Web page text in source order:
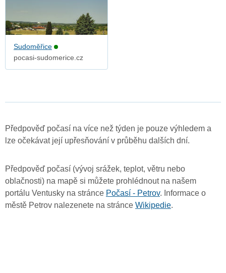
Sudoměřice
pocasi-sudomerice.cz
Předpověď počasí na více než týden je pouze výhledem a
lze očekávat její upřesňování v průběhu dalších dní.
Předpověď počasí (vývoj srážek, teplot, větru nebo
oblačnosti) na mapě si můžete prohlédnout na našem
portálu Ventusky na stránce Počasí - Petrov. Informace o
městě Petrov nalezenete na stránce Wikipedie.